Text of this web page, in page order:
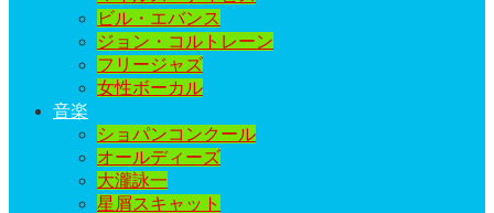
ビル・エバンス
ジョン・コルトレーン
フリージャズ
女性ボーカル
音楽
ショパンコンクール
オールディーズ
大瀧詠一
星屑スキャット